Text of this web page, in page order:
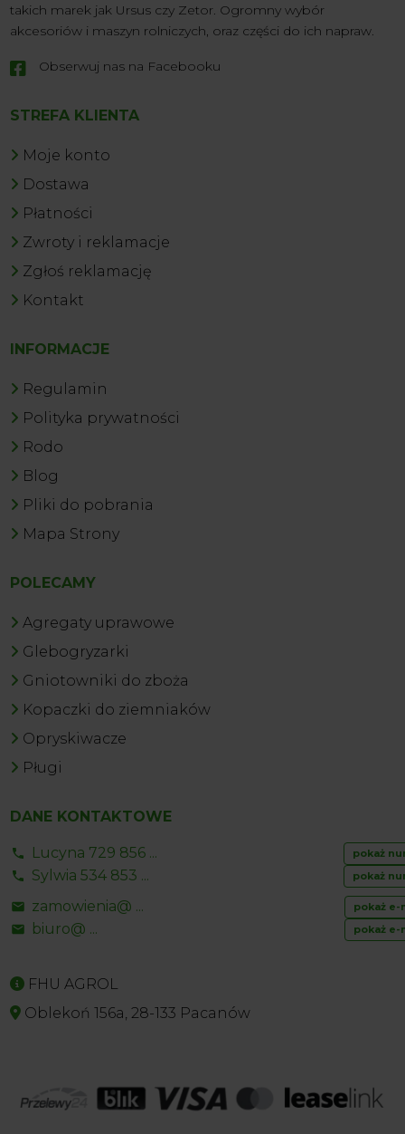
takich marek jak Ursus czy Zetor. Ogromny wybór
akcesoriów i maszyn rolniczych, oraz części do ich napraw.
 Obserwuj nas na Facebooku
STREFA KLIENTA
Moje konto
Dostawa
Płatności
Zwroty i reklamacje
Zgłoś reklamację
Kontakt
INFORMACJE
Regulamin
Polityka prywatności
Rodo
Blog
Pliki do pobrania
Mapa Strony
POLECAMY
Agregaty uprawowe
Glebogryzarki
Gniotowniki do zboża
Kopaczki do ziemniaków
Opryskiwacze
Pługi
DANE KONTAKTOWE
Lucyna 729 856 ... pokaż
Sylwia 534 853 ... pokaż
zamowienia@ ... pokaż e-
biuro@ ... pokaż e-
FHU AGROL
Oblekoń 156a, 28-133 Pacanów